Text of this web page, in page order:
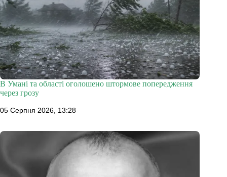
В Умані та області оголошено штормове попередження
через грозу
05 Серпня 2026, 13:28